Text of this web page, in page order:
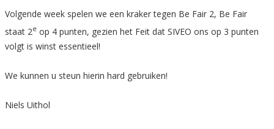
Volgende week spelen we een kraker tegen Be Fair 2, Be Fair
staat 2e op 4 punten, gezien het Feit dat SIVEO ons op 3 punten
volgt is winst essentieel!
We kunnen u steun hierin hard gebruiken!
Niels Uithol